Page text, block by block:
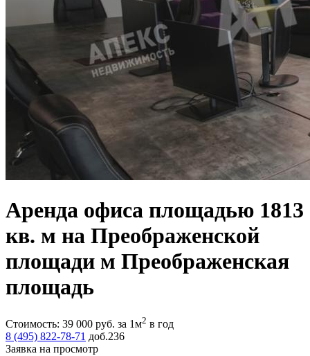
Аренда офиса площадью 1813
кв. м на Преображенской
площади м Преображенская
площадь
Стоимость: 39 000 руб. за 1м2 в год
8 (495) 822-78-71 доб.236
Заявка на просмотр